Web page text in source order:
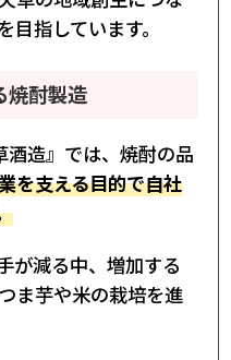
指しています。
焼酎製造
酒造』では、焼酎の品
を支える目的で自社
が減る中、増加する
ま芋や米の栽培を進